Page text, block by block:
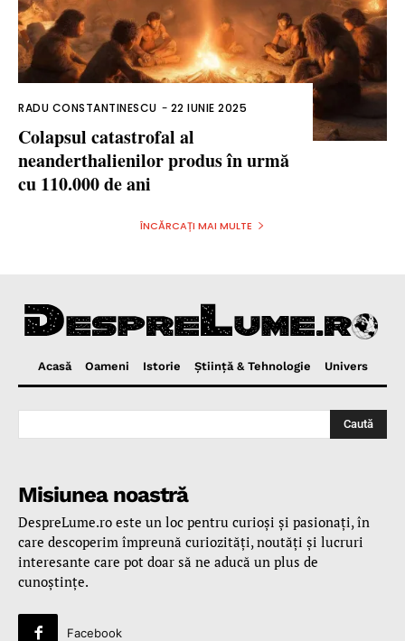
RADU CONSTANTINESCU - 22 IUNIE 2025
Colapsul catastrofal al
neanderthalienilor produs în urmă
cu 110.000 de ani
ÎNCĂRCAȚI MAI MULTE
Acasă Oameni Istorie Ştiinţă & Tehnologie Univers
Caută
Misiunea noastră
DespreLume.ro este un loc pentru curioşi şi pasionaţi, în
care descoperim împreună curiozităţi, noutăţi şi lucruri
interesante care pot doar să ne aducă un plus de
cunoştinţe.
Facebook